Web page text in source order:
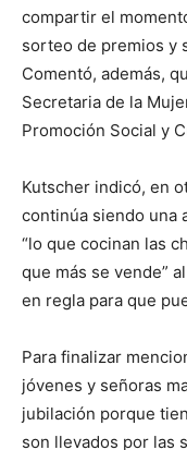
compartir el
sorteo de premios y
Comentó, además,
Secretaria de la
Promoción Social y
Kutscher indicó, en
continúa siendo una
“lo que cocinan las
que más se vende”
en regla para que
Para finalizar
jóvenes y señoras
jubilación porque
son llevados por las